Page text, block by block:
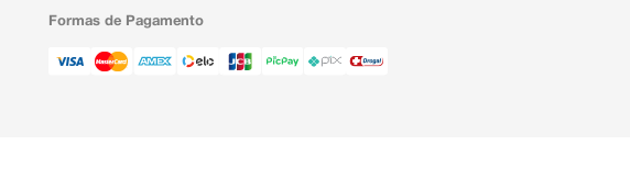
Formas de Pagamento